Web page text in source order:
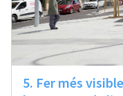
5. Fer més